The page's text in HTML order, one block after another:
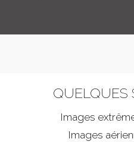
QUELQUES
Images
Images